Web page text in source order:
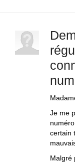
Je me
certain
Malgré